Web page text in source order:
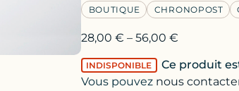
BOUTIQUE
CHRONOPOST
28,00 € – 56,00 €
INDISPONIBLE
Ce produit
Vous pouvez nous